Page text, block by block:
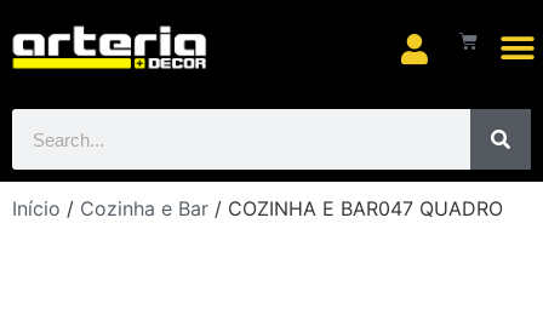
Início / Cozinha e Bar / COZINHA E BAR047 QUADRO